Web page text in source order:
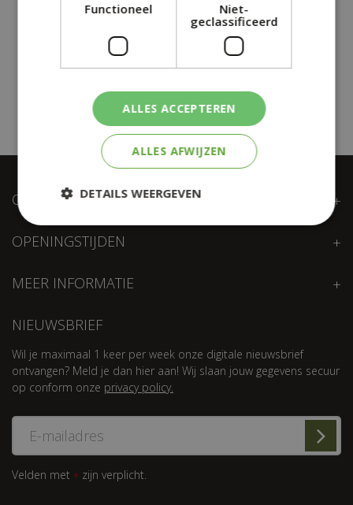
76,99
+
€ 49,95
ONZE LOKATIE
OPENINGSTIJDEN
MEER INFORMATIE
NIEUWSBRIEF
Wil je maximaal 1 keer per week onze digitale nieuwsbrief
ontvangen? Meld je dan hier aan! Wij slaan jouw gegevens secuur
op conform onze privacy policy.
Velden met * zijn verplicht.
Functioneel
Niet-
geclassificeerd
ALLES ACCEPTEREN
ALLES AFWIJZEN
DETAILS WEERGEVEN